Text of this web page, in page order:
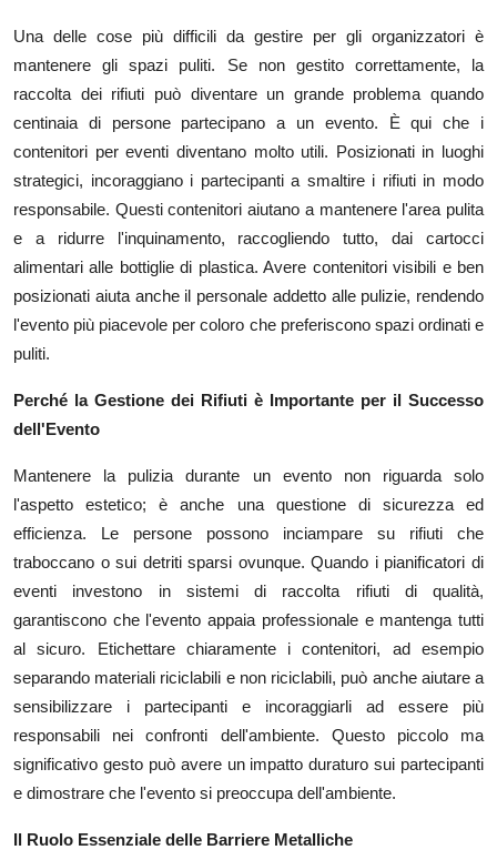
How To
Support Number
Una delle cose più difficili da gestire per gli organizzatori è
mantenere gli spazi puliti. Se non gestito correttamente, la
raccolta dei rifiuti può diventare un grande problema quando
centinaia di persone partecipano a un evento. È qui che i
contenitori per eventi diventano molto utili. Posizionati in luoghi
strategici, incoraggiano i partecipanti a smaltire i rifiuti in modo
responsabile. Questi contenitori aiutano a mantenere l'area pulita
e a ridurre l'inquinamento, raccogliendo tutto, dai cartocci
alimentari alle bottiglie di plastica. Avere contenitori visibili e ben
posizionati aiuta anche il personale addetto alle pulizie, rendendo
l'evento più piacevole per coloro che preferiscono spazi ordinati e
puliti.
Perché la Gestione dei Rifiuti è Importante per il Successo
dell'Evento
Mantenere la pulizia durante un evento non riguarda solo
l'aspetto estetico; è anche una questione di sicurezza ed
efficienza. Le persone possono inciampare su rifiuti che
traboccano o sui detriti sparsi ovunque. Quando i pianificatori di
eventi investono in sistemi di raccolta rifiuti di qualità,
garantiscono che l'evento appaia professionale e mantenga tutti
al sicuro. Etichettare chiaramente i contenitori, ad esempio
separando materiali riciclabili e non riciclabili, può anche aiutare a
sensibilizzare i partecipanti e incoraggiarli ad essere più
responsabili nei confronti dell'ambiente. Questo piccolo ma
significativo gesto può avere un impatto duraturo sui partecipanti
e dimostrare che l'evento si preoccupa dell'ambiente.
Il Ruolo Essenziale delle Barriere Metalliche